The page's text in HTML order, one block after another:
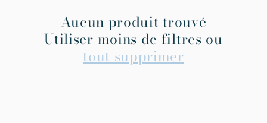
Aucun produit trouvé
Utiliser moins de filtres ou
tout supprimer